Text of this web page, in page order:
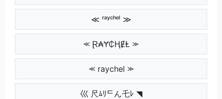
≪ ʳᵃʸᶜʰᵉˡ ≫
⪻ Ɽ₳Ɏ₵ⱧɆⱠ ⪼
⪻ raychel ⪼
巛 尺ﾑﾘᄃん乇ﾚ ◥